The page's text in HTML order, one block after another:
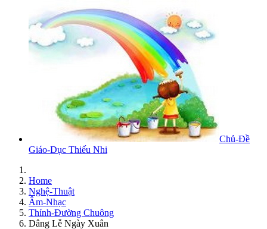
Chủ-Đề
Giáo-Dục Thiếu Nhi
Home
Nghệ-Thuật
Âm-Nhạc
Thính-Đường Chuông
Dâng Lễ Ngày Xuân